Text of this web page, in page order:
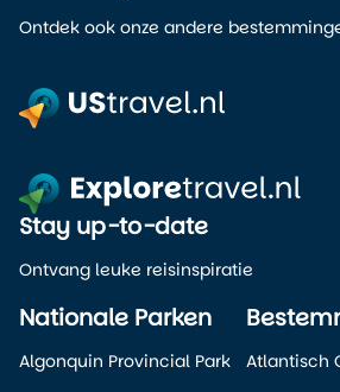
Ontdek ook onze andere
Nationale Parken
Algonquin Provincial Park
Atlantisch
Stay up-to-date
Ontvang leuke reisinspiratie